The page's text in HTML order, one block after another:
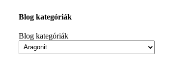
Blog kategóriák
Blog kategóriák